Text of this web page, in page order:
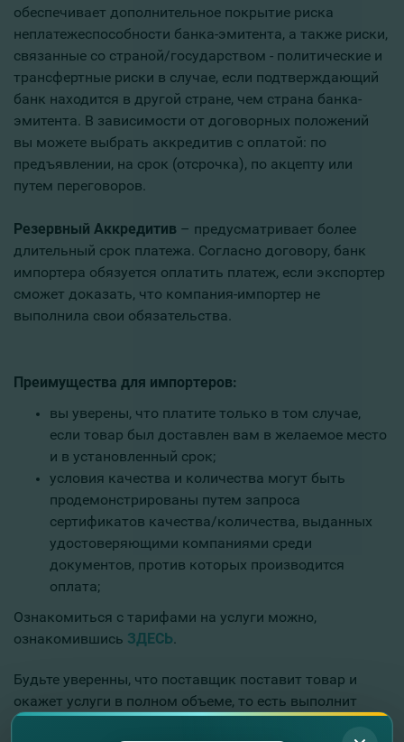
обеспечивает дополнительное покрытие риска
неплатежеспособности банка-эмитента, а также риски,
связанные со страной/государством - политические и
трансфертные риски в случае, если подтверждающий
банк находится в другой стране, чем страна банка-
эмитента. В зависимости от договорных положений
вы можете выбрать аккредитив с оплатой: по
предъявлении, на срок (отсрочка), по акцепту или
путем переговоров.
Резервный Aккредитив – предусматривает более
длительный срок платежа. Согласно договору, банк
импортера обязуется оплатить платеж, если экспортер
сможет доказать, что компания-импортер не
выполнила свои обязательства.
Преимущества для импортеров:
вы уверены, что платите только в том случае,
если товар был доставлен вам в желаемое место
и в установленный срок;
условия качества и количества могут быть
продемонстрированы путем запроса
сертификатов качества/количества, выданных
удостоверяющими компаниями среди
документов, против которых производится
оплата;
Ознакомиться с тарифами на услуги можно,
ознакомившись ЗДЕСЬ.
Будьте уверенны, что поставщик поставит товар и
окажет услуги в полном объеме, то есть выполнит
свою часть обязательств по договору, или банк вернет